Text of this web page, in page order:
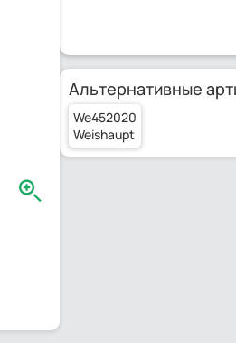
Альтернативные
We452020
Weishaupt